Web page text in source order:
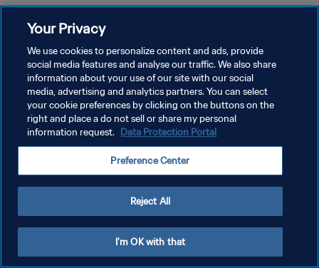
سياسة الخصوصية
شروط الخدمة
إدارة تفضيلات ملفات تعريف الارتباط
Your Privacy
We use cookies to personalize content and ads, provide
social media features and analyse our traffic. We also share
information about your use of our site with our social
media, advertising and analytics partners. You can select
your cookie preferences by clicking on the buttons on the
right and place a do not sell or share my personal
information request. Data Protection Portal
Preference Center
Reject All
I'm OK with that